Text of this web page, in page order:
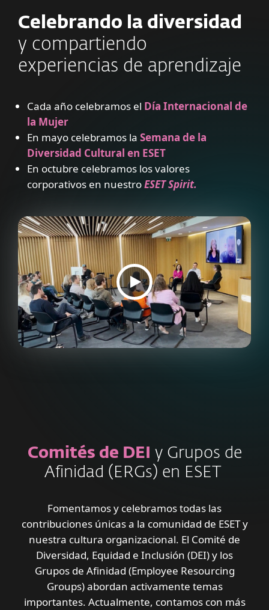
Celebrando la diversidad
y compartiendo
experiencias de aprendizaje
Cada año celebramos el Día Internacional de
la Mujer
En mayo celebramos la Semana de la
Diversidad Cultural en ESET
En octubre celebramos los valores
corporativos en nuestroESET Spirit.
Comités de DEI
y Grupos de
Afinidad (ERGs) en ESET
Fomentamos y celebramos todas las
contribuciones únicas a la comunidad de ESET y
nuestra cultura organizacional. El Comité de
Diversidad, Equidad e Inclusión (DEI) y los
Grupos de Afinidad (Employee Resourcing
Groups) abordan activamente temas
importantes. Actualmente, contamos con más